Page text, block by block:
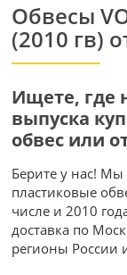
Обвесы
(2010 гв)
Ищете, где
выпуска
обвес или
Берите у нас!
пластиковые
числе и 2010
доставка по
регионы России